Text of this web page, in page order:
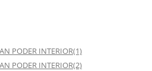
PODER INTERIOR(1)
PODER INTERIOR(2)